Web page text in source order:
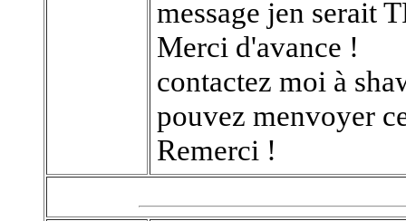
message jen serait
Merci d'avance !
contactez moi à
pouvez menvoyer
Remerci !